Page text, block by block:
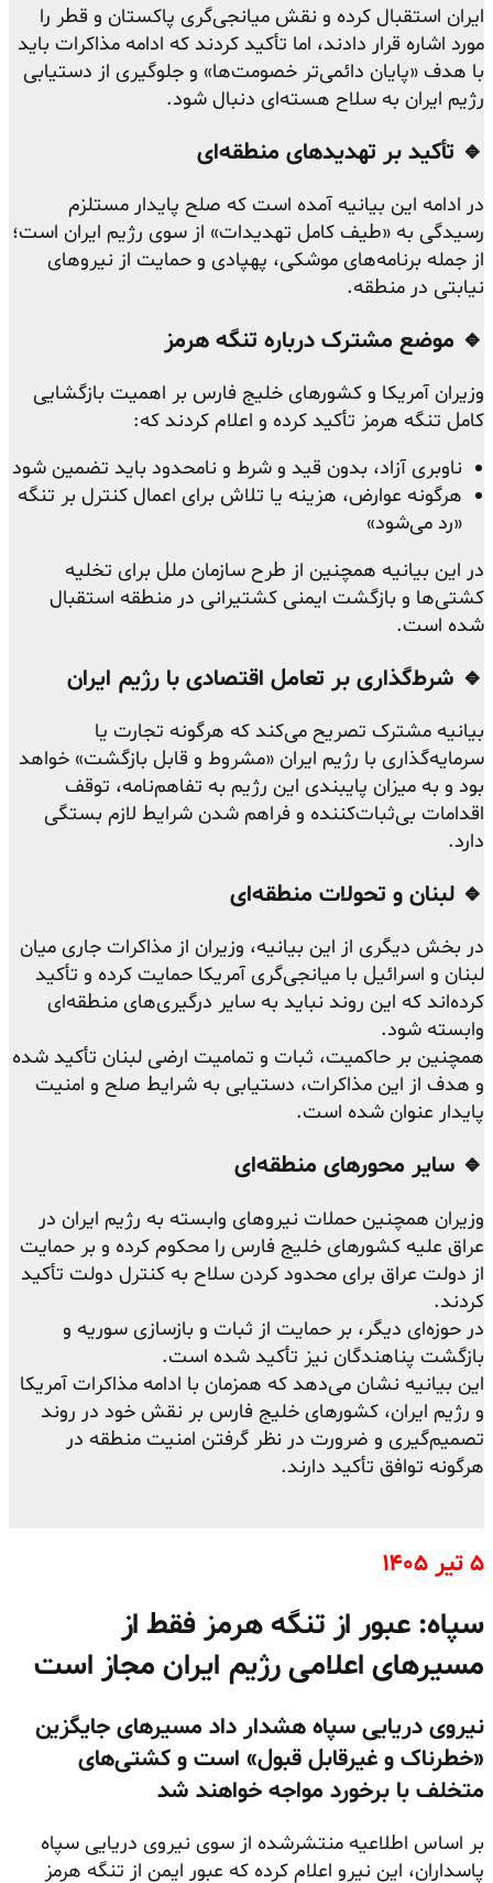
ایران استقبال کرده و نقش میانجی‌گری پاکستان و قطر را
مورد اشاره قرار دادند، اما تأکید کردند که ادامه مذاکرات باید
با هدف «پایان دائمی‌تر خصومت‌ها» و جلوگیری از دستیابی
رژیم ایران به سلاح هسته‌ای دنبال شود.
🔹 تأکید بر تهدیدهای منطقه‌ای
در ادامه این بیانیه آمده است که صلح پایدار مستلزم
رسیدگی به «طیف کامل تهدیدات» از سوی رژیم ایران است؛
از جمله برنامه‌های موشکی، پهپادی و حمایت از نیروهای
نیابتی در منطقه.
🔹 موضع مشترک درباره تنگه هرمز
وزیران آمریکا و کشورهای خلیج فارس بر اهمیت بازگشایی
کامل تنگه هرمز تأکید کرده و اعلام کردند که:
ناوبری آزاد، بدون قید و شرط و نامحدود باید تضمین شود
هرگونه عوارض، هزینه یا تلاش برای اعمال کنترل بر تنگه
«رد می‌شود»
در این بیانیه همچنین از طرح سازمان ملل برای تخلیه
کشتی‌ها و بازگشت ایمنی کشتیرانی در منطقه استقبال
شده است.
🔹 شرط‌گذاری بر تعامل اقتصادی با رژیم ایران
بیانیه مشترک تصریح می‌کند که هرگونه تجارت یا
سرمایه‌گذاری با رژیم ایران «مشروط و قابل بازگشت» خواهد
بود و به میزان پایبندی این رژیم به تفاهم‌نامه، توقف
اقدامات بی‌ثبات‌کننده و فراهم شدن شرایط لازم بستگی
دارد.
🔹 لبنان و تحولات منطقه‌ای
در بخش دیگری از این بیانیه، وزیران از مذاکرات جاری میان
لبنان و اسرائیل با میانجی‌گری آمریکا حمایت کرده و تأکید
کرده‌اند که این روند نباید به سایر درگیری‌های منطقه‌ای
وابسته شود.
همچنین بر حاکمیت، ثبات و تمامیت ارضی لبنان تأکید شده
و هدف از این مذاکرات، دستیابی به شرایط صلح و امنیت
پایدار عنوان شده است.
🔹 سایر محورهای منطقه‌ای
وزیران همچنین حملات نیروهای وابسته به رژیم ایران در
عراق علیه کشورهای خلیج فارس را محکوم کرده و بر حمایت
از دولت عراق برای محدود کردن سلاح به کنترل دولت تأکید
کردند.
در حوزه‌ای دیگر، بر حمایت از ثبات و بازسازی سوریه و
بازگشت پناهندگان نیز تأکید شده است.
این بیانیه نشان می‌دهد که همزمان با ادامه مذاکرات آمریکا
و رژیم ایران، کشورهای خلیج فارس بر نقش خود در روند
تصمیم‌گیری و ضرورت در نظر گرفتن امنیت منطقه در
هرگونه توافق تأکید دارند.
۵ تیر ۱۴۰۵
سپاه: عبور از تنگه هرمز فقط از
مسیرهای اعلامی رژیم ایران مجاز است
نیروی دریایی سپاه هشدار داد مسیرهای جایگزین
«خطرناک و غیرقابل قبول» است و کشتی‌های
متخلف با برخورد مواجه خواهند شد
بر اساس اطلاعیه منتشرشده از سوی نیروی دریایی سپاه
پاسداران، این نیرو اعلام کرده که عبور ایمن از تنگه هرمز